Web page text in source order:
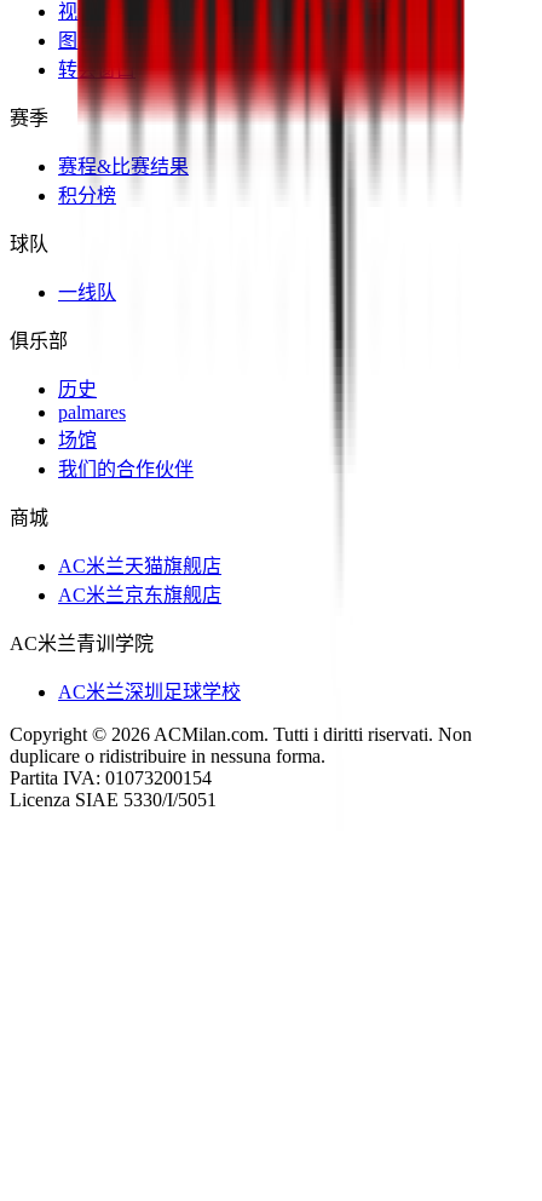
视频
图片
转会窗口
赛季
赛程&比赛结果
积分榜
球队
一线队
俱乐部
历史
palmares
场馆
我们的合作伙伴
商城
AC米兰天猫旗舰店
AC米兰京东旗舰店
AC米兰青训学院
AC米兰深圳足球学校
Copyright © 2026 ACMilan.com. Tutti i diritti riservati. Non
duplicare o ridistribuire in nessuna forma.
Partita IVA: 01073200154
Licenza SIAE 5330/I/5051